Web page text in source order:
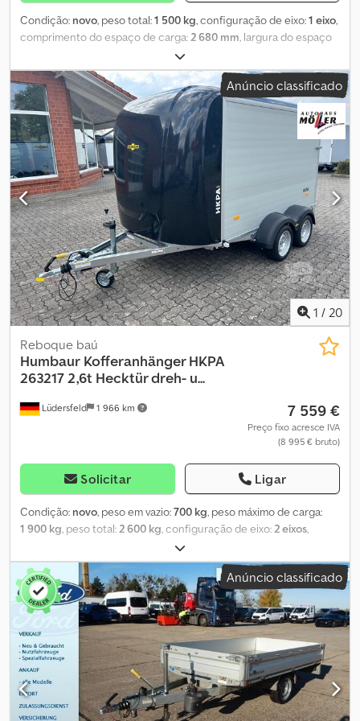
Condição: novo, peso total:1 500 kg, configuração de eixo:1 eixo,
comprimento do espaço de carga:2 680 mm, largura do espaço
, altura do espaço de carga:
fabrico:2026, Veículo novo Humbaur com plataforma basculante
traseira, bomba manual, estrutura de aço, 6 pontos de amarração
embutidos e roda de apoio automática. Todas as laterais podem
ser rebatidas. Além disso, temos constantemente em stock ou
com entrega rápida vários reboques novos e usados. Também
dispomos de carroçarias para camiões pequenos e reboques de
camiões. Aceitamos encomendas especiais, realizamos
reparações, prestamos serviços de manutenção, efetuamos
inspeções técnicas, etc. Preço a partir do armazém em
Hechenberg, Tittmoning. Possibilidade de *leasing*,
financiamento e aceitação de veículos em troca. Codjxqui Sopfx
Apberf
Anúncio classificado
1 / 20
Lüdersfeld 1 966 km
Reboque baú
Humbaur Kofferanhänger HKPA
263217 2,6t Hecktür dreh- u...
7 559 €
Preço fixo acresce IVA
(8 995 € bruto)
Solicitar Ligar
Condição: novo, peso em vazio:700 kg, peso máximo de carga:
1 900 kg , peso total: 2 600 kg , configuração de eixo: 2 eixos
comprimento do espaço de carga:
de carga:1 770 mm, altura do espaço de carga:1 800 mm, Ano de
fabrico:2026, quilometragem:50 km, tipo de engrenagem:
mecânico, eficiência energética:A, Humbaur HKPA 263217
Reboque Box Reboque para automóveis ligeiros (PKW) Estado:
Novo (Ano de produção: 2026) 2 anos de inspeção obrigatória
(HU) a partir da data do primeiro registo Inclui documentos de
matrícula (certificado de registro de veículo parte 2 e COC)
Disponível imediatamente (em stock)! Financiamento disponível
através dos nossos bancos parceiros! Dados técnicos Peso bruto
admissível: 2.600 kg Peso próprio: aprox. 700 kg Carga útil: aprox.
Anúncio classificado